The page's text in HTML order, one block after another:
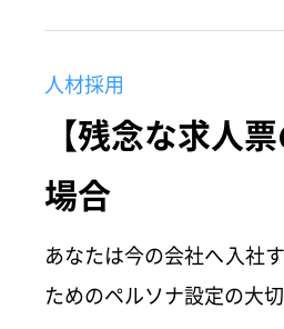
人材採用
【残念な求人
場合
あなたは今の会社へ入社
ためのペルソナ設定の大